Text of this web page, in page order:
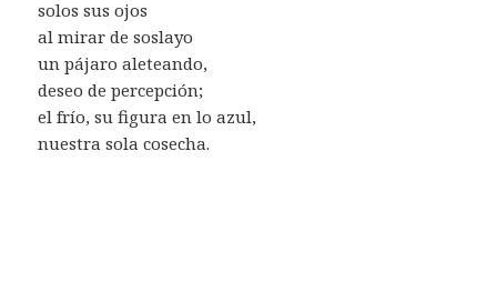
solos sus ojos
al mirar de soslayo
un pájaro aleteando,
deseo de percepción;
el frío, su figura en lo azul,
nuestra sola cosecha.